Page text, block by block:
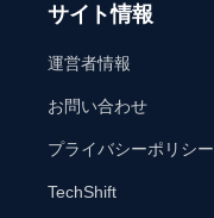
サイト情報
運営者情報
お問い合わせ
プライバシーポリシー
TechShift